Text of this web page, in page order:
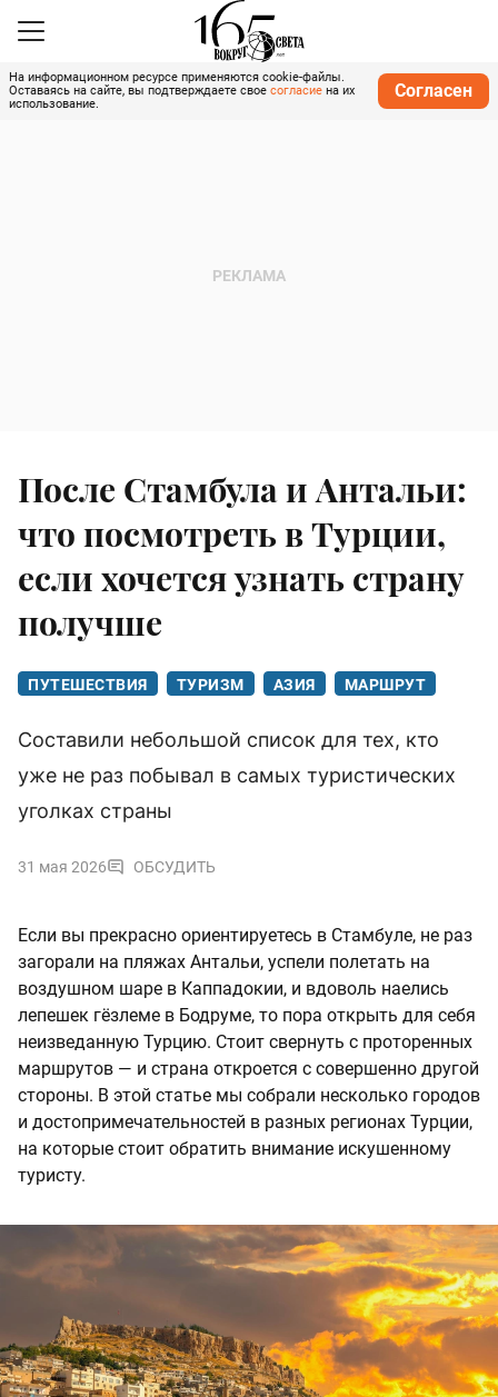
На информационном ресурсе применяются cookie-файлы.
Оставаясь на сайте, вы подтверждаете свое согласие на их
использование.
Согласен
После Стамбула и Антальи:
что посмотреть в Турции,
если хочется узнать страну
получше
ПУТЕШЕСТВИЯ ТУРИЗМ АЗИЯ МАРШРУТ
Составили небольшой список для тех, кто
уже не раз побывал в самых туристических
уголках страны
31 мая 2026 ОБСУДИТЬ
Если вы прекрасно ориентируетесь в Стамбуле, не раз
загорали на пляжах Антальи, успели полетать на
воздушном шаре в Каппадокии, и вдоволь наелись
лепешек гёзлеме в Бодруме, то пора открыть для себя
неизведанную Турцию. Стоит свернуть с проторенных
маршрутов — и страна откроется с совершенно другой
стороны. В этой статье мы собрали несколько городов
и достопримечательностей в разных регионах Турции,
на которые стоит обратить внимание искушенному
туристу.